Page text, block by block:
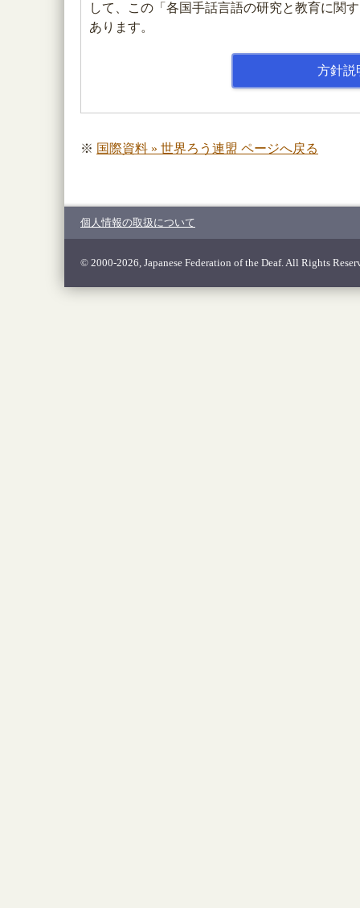
して、この「各国手話言語の研究と教育に関
あります。
方針説
※ 国際資料 » 世界ろう連盟 ページへ戻る
個人情報の取扱について
© 2000-2026, Japanese Federation of the Deaf. All Rights